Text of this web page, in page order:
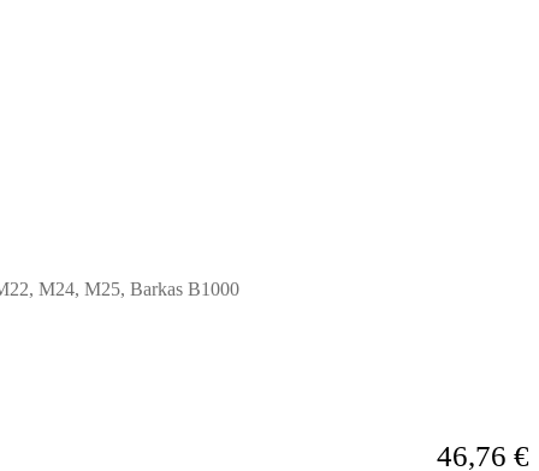
M24, M25, Barkas B1000
46,76 €